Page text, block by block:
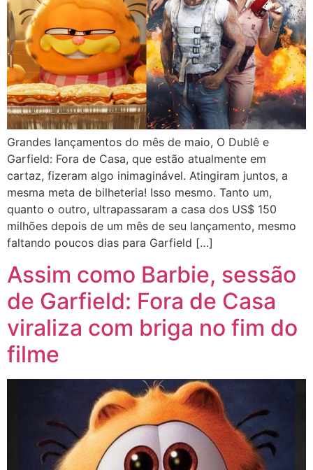
Grandes lançamentos do mês de maio, O Dublê e
Garfield: Fora de Casa, que estão atualmente em
cartaz, fizeram algo inimaginável. Atingiram juntos, a
mesma meta de bilheteria! Isso mesmo. Tanto um,
quanto o outro, ultrapassaram a casa dos US$ 150
milhões depois de um mês de seu lançamento, mesmo
faltando poucos dias para Garfield […]
Assim como Barbie, sessão
de Garfield: Fora de Casa
viraliza com briga no fim do
filme